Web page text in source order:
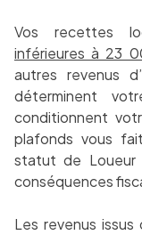
Vos recettes
inférieures à 23
autres revenus
déterminent
conditionnent
plafonds vous
statut de Loueur
conséquences
Les revenus